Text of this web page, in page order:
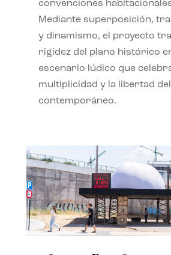
convenciones
Mediante superposición,
y dinamismo, el proyecto
rigidez del plano histórico
escenario lúdico que
multiplicidad y la libertad
contemporáneo.